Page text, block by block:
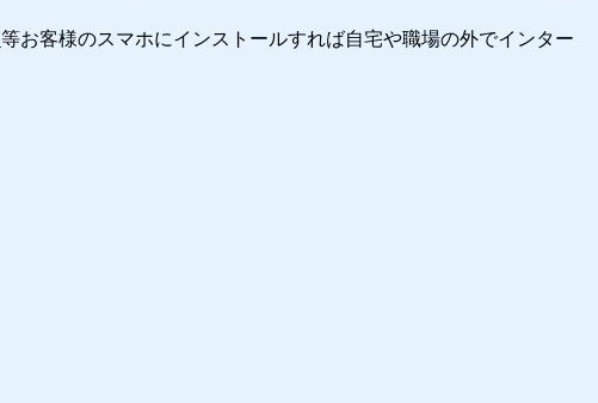
等お客様のスマホにインストールすれば自宅や職場の外でインター